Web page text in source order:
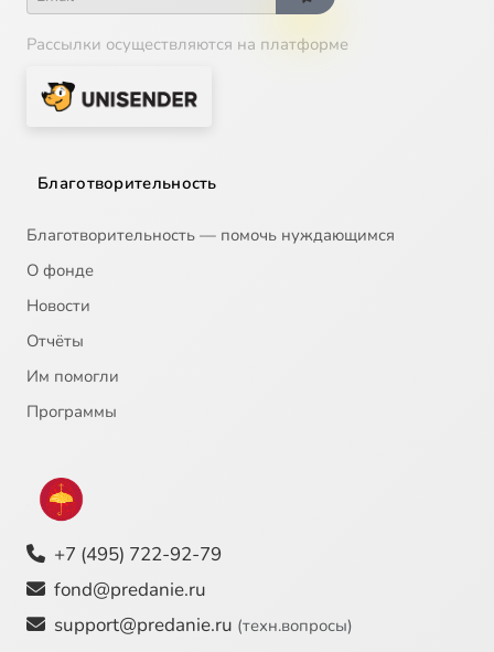
Рассылки осуществляются на платформе
Благотворительность
Благотворительность — помочь нуждающимся
О фонде
Новости
Отчёты
Им помогли
Программы
+7 (495) 722-92-79
fond@predanie.ru
support@predanie.ru (техн.вопросы)